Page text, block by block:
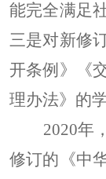
能完全满足
三是对新修
开条例》《
理办法》的
2020年
修订的《中